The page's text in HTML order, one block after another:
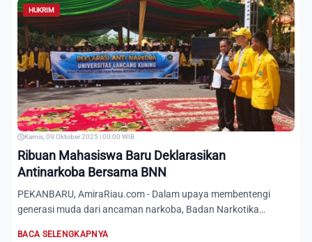
HUKRIM
Kamis, 09 Oktober 2025 | 00:00 WIB
Ribuan Mahasiswa Baru Deklarasikan
Antinarkoba Bersama BNN
PEKANBARU, AmiraRiau.com - Dalam upaya membentengi
generasi muda dari ancaman narkoba, Badan Narkotika
BACA SELENGKAPNYA